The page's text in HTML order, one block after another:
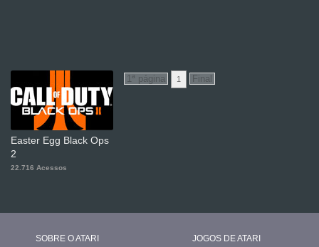
Easter Egg Black Ops
2
22.716 Acessos
1
SOBRE O ATARI JOGOS DE ATARI